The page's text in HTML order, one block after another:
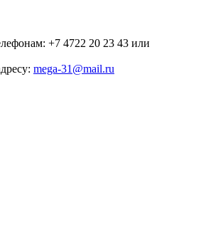
+7 4722 20 23 43 или
mega-31@mail.ru